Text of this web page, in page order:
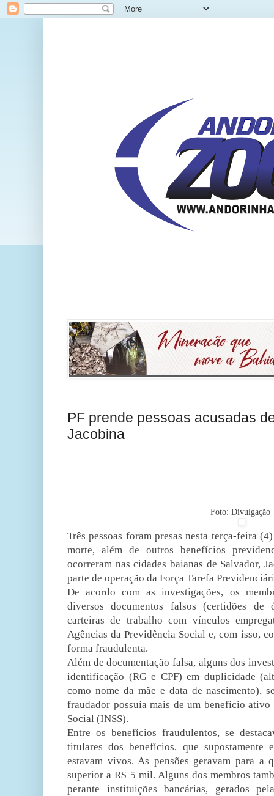
PF prende pessoas acusadas
Jacobina
Foto: Divulgação
Três pessoas foram presas nesta terça-feira
morte, além de outros benefícios
ocorreram nas cidades baianas de Salvador,
parte de operação da Força Tarefa
De acordo com as investigações, os
diversos documentos falsos (certidões de
carteiras de trabalho com vínculos
Agências da Previdência Social e, com isso,
forma fraudulenta.
Além de documentação falsa, alguns dos
identificação (RG e CPF) em duplicidade
como nome da mãe e data de nascimento),
fraudador possuía mais de um benefício
Social (INSS).
Entre os benefícios fraudulentos, se
titulares dos benefícios, que supostamente
estavam vivos. As pensões geravam para a
superior a R$ 5 mil. Alguns dos membros
perante instituições bancárias, gerados